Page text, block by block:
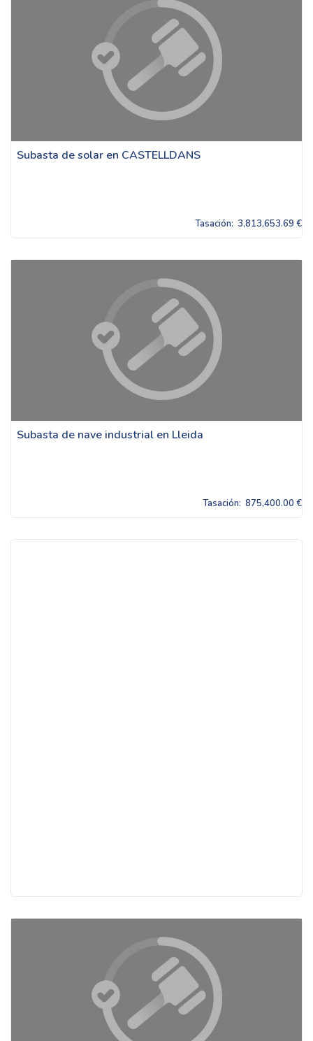
Subasta de solar en CASTELLDANS
Tasación: 3,813,653.69 €
Subasta de nave industrial en Lleida
Tasación: 875,400.00 €